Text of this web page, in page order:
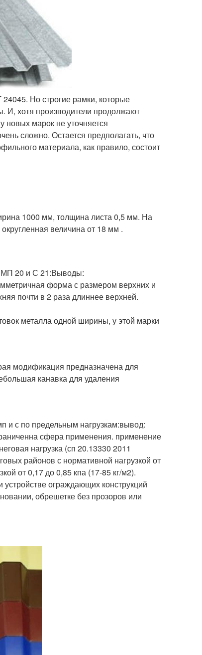
Но строгие рамки, которые
И, хотя производители продолжают
новых марок не уточняется
сложно. Остается предполагать, что
материала, как правило, состоит
1000 мм, толщина листа 0,5 мм. На
величина от 18 мм .
МП 20 и С 21:Выводы:
форма с размером верхних и
почти в 2 раза длиннее верхней.
металла одной ширины, у этой марки
модификация предназначена для
канавка для удаления
и с по предельным нагрузкам:вывод:
сфера применения. применение
нагрузка (сп 20.13330 2011
районов с нормативной нагрузкой от
от 0,17 до 0,85 кпа (17-85 кг/м2).
ограждающих конструкций
обрешетке без прозоров или